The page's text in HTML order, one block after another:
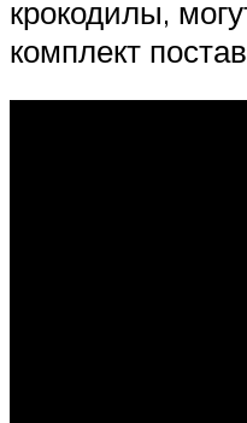
крокодилы,
комплект